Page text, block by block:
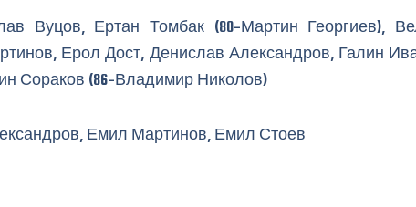
Вуцов, Ертан Томбак (80-Мартин Георгиев),
Ерол Дост, Денислав Александров, Галин
Сораков (86-Владимир Николов)
Емил Мартинов, Емил Стоев